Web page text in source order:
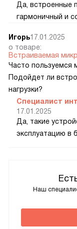
Наш
Да, встроенные
гармоничный и
Игорь17.01.2025
о товаре:
Встраиваемая
Часто пользуемся
Подойдет ли
нагрузки?
Специалист
17.01.2025
Да, такие
эксплуатацию в